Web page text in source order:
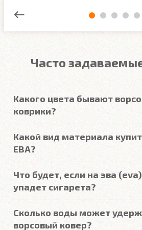
Часто
Какого цвета бывают
коврики?
Черный, Тёмно-серый
оттенков, Бежевый двух
Какой вид материала
ЕВА?
удерживают ее внутри до
Удерживают много воды, не
своевременной чистке.
Что будет, если на эва
упадет сигарета?
сигарета просто потухнет.
Сколько воды может
ворсовый ковер?